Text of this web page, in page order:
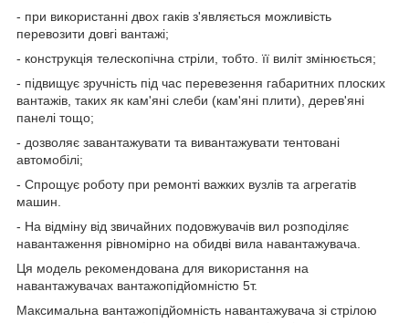
- при використанні двох гаків з'являється можливість
перевозити довгі вантажі;
- конструкція телескопічна стріли, тобто. її виліт змінюється;
- підвищує зручність під час перевезення габаритних плоских
вантажів, таких як кам'яні слеби (кам'яні плити), дерев'яні
панелі тощо;
- дозволяє завантажувати та вивантажувати тентовані
автомобілі;
- Спрощує роботу при ремонті важких вузлів та агрегатів
машин.
- На відміну від звичайних подовжувачів вил розподіляє
навантаження рівномірно на обидві вила навантажувача.
Ця модель рекомендована для використання на
навантажувачах вантажопідйомністю 5т.
Максимальна вантажопідйомність навантажувача зі стрілою